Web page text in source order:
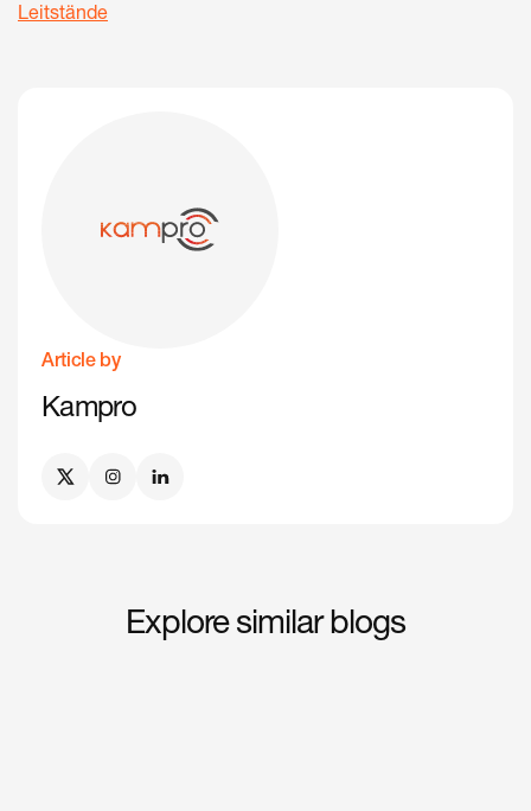
Leitstände
Article by
Kampro
Explore similar blogs